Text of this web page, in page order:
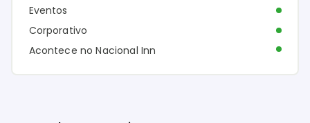
Eventos
Corporativo
Acontece no Nacional Inn